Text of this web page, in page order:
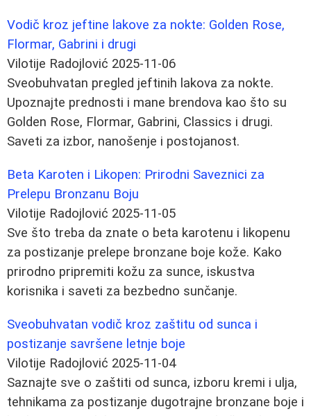
Vodič kroz jeftine lakove za nokte: Golden Rose,
Flormar, Gabrini i drugi
Vilotije Radojlović 2025-11-06
Sveobuhvatan pregled jeftinih lakova za nokte.
Upoznajte prednosti i mane brendova kao što su
Golden Rose, Flormar, Gabrini, Classics i drugi.
Saveti za izbor, nanošenje i postojanost.
Beta Karoten i Likopen: Prirodni Saveznici za
Prelepu Bronzanu Boju
Vilotije Radojlović 2025-11-05
Sve što treba da znate o beta karotenu i likopenu
za postizanje prelepe bronzane boje kože. Kako
prirodno pripremiti kožu za sunce, iskustva
korisnika i saveti za bezbedno sunčanje.
Sveobuhvatan vodič kroz zaštitu od sunca i
postizanje savršene letnje boje
Vilotije Radojlović 2025-11-04
Saznajte sve o zaštiti od sunca, izboru kremi i ulja,
tehnikama za postizanje dugotrajne bronzane boje i